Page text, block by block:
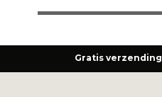
Gratis verzending